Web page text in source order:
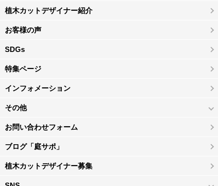
植木カットデザイナー紹介
お客様の声
SDGs
特集ページ
インフォメーション
その他
お問い合わせフォーム
ブログ「庭サポ」
植木カットデザイナー募集